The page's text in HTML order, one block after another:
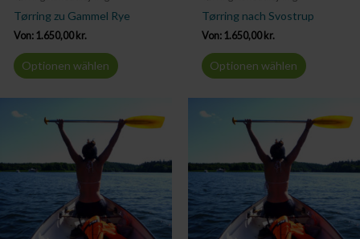
Tørring zu Gammel Rye
Von: 1.650,00 kr.
Optionen wählen
Tørring nach Svostrup
Von: 1.650,00 kr.
Optionen wählen